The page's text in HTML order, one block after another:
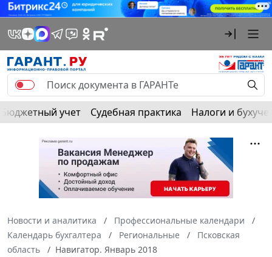
Бюджетный учет Судебная практика Налоги и
Новости и аналитика
Профессиональные календари
Календарь бухгалтера
Региональные
Псковская
область
Навигатор. Январь 2018